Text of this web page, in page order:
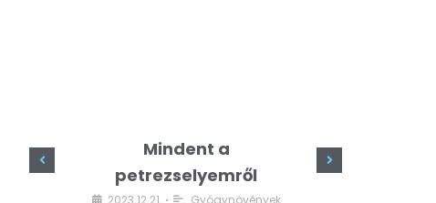
Mindent a
petrezselyemről
2023.12.21. • Gyógynövények